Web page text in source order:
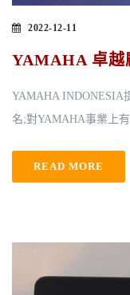
2022-12-11
YAMAHA 卓越
YAMAHA INDONESIA
名;對YAMAHA事業上
READ MORE